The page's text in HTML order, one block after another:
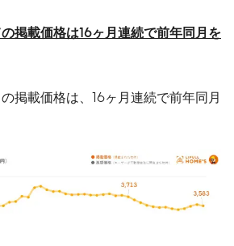
掲載価格は16ヶ月連続で前年同月を
掲載価格は、16ヶ月連続で前年同月